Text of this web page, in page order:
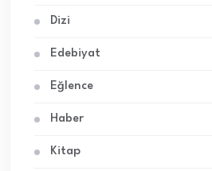
Dizi
Edebiyat
Eğlence
Haber
Kitap